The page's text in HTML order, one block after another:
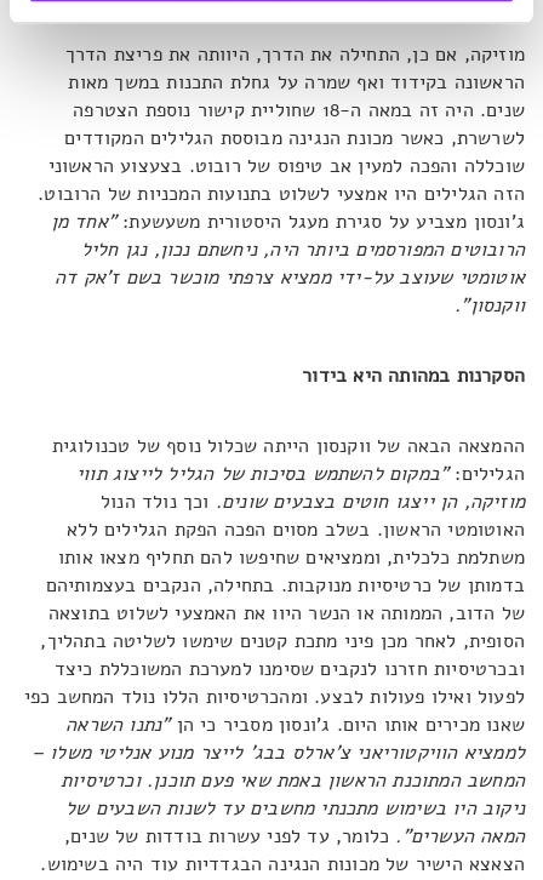
מוזיקה, אם כן, התחילה את הדרך, היוותה את פריצת הדרך
הראשונה בקידוד ואף שמרה על גחלת התכנות במשך מאות
שנים. היה זה במאה ה-18 שחוליית קישור נוספת הצטרפה
לשרשרת, כאשר מכונת הנגינה מבוססת הגלילים המקודדים
שוכללה והפכה למעין אב טיפוס של רובוט. בצעצוע הראשוני
הזה הגלילים היו אמצעי לשלוט בתנועות המכניות של הרובוט.
ג'ונסון מצביע על סגירת מעגל היסטורית משעשעת:"אחד מן
הרובוטים המפורסמים ביותר היה, ניחשתם נכון, נגן חליל
אוטומטי שעוצב על-ידי ממציא צרפתי מוכשר בשם ז'אק דה
ווקנסון".
הסקרנות במהותה היא בידור
ההמצאה הבאה של ווקנסון הייתה שכלול נוסף של טכנולוגית
הגלילים:"במקום להשתמש בסיכות של הגליל לייצוג תווי
מוזיקה, הן ייצגו חוטים בצבעים שונים. וכך נולד הנול
האוטומטי הראשון. בשלב מסוים הפכה הפקת הגלילים ללא
משתלמת כלכלית, וממציאים שחיפשו להם תחליף מצאו אותו
בדמותן של כרטיסיות מנוקבות. בתחילה, הנקבים בעצמותיהם
של הדוב, הממותה או הנשר היוו את האמצעי לשלוט בתוצאה
הסופית, לאחר מכן פיני מתכת קטנים שימשו לשליטה בתהליך,
ובכרטיסיות חזרנו לנקבים שסימנו למערכת המשוכללת כיצד
לפעול ואילו פעולות לבצע. ומהכרטיסיות הללו נולד המחשב כפי
שאנו מכירים אותו היום. ג'ונסון מסביר כי הן"נתנו השראה
לממציא הוויקטוריאני צ'ארלס בבג' לייצר מנוע אנליטי משלו –
המחשב המתוכנת הראשון באמת שאי פעם תוכנן. וכרטיסיות
ניקוב היו בשימוש מתכנתי מחשבים עד לשנות השבעים של
המאה העשרים". כלומר, עד לפני עשרות בודדות של שנים,
הצאצא הישיר של מכונות הנגינה הבגדדיות עוד היה בשימוש.